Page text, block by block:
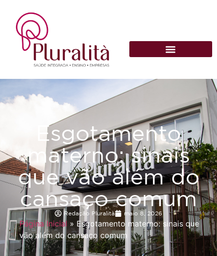
Esgotamento
materno: sinais
que vão além do
cansaço comum
Redação Pluralità maio 8, 2026
Página Inicial » Esgotamento materno: sinais que
vão além do cansaço comum